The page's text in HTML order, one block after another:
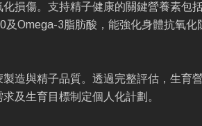
損傷。支持精子健康的關鍵營養素包
及Omega-3脂肪酸，能強化身體抗氧化
造與精子品質。透過完整評估，生育
及生育目標制定個人化計劃。